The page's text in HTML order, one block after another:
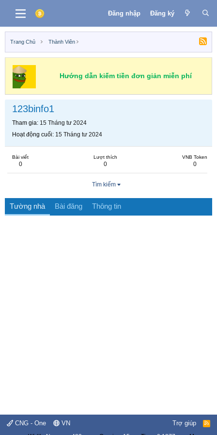
Đăng nhập Đăng ký
Trang Chủ Thành Viên
Hướng dẫn kiếm tiền đơn giản miễn phí
123binfo1
Tham gia 15 Tháng tư 2024
Hoạt động cuối 15 Tháng tư 2024
Bài viết
0
Lượt thích
0
VNB Token
0
Tìm kiếm
Tường nhà Bài đăng Thông tin
CNG - One VN Trợ giúp
R